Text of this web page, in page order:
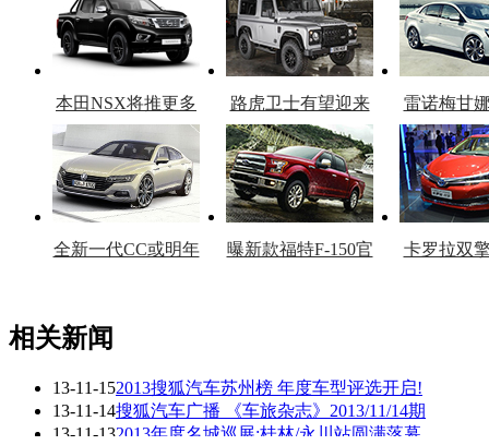
本田NSX将推更多
车型
路虎卫士有望迎来
复产
雷诺梅甘
官
全新一代CC或明年
曝新款福特F-150官
卡罗拉双
看赛车宝贝争奇斗
艳
车模美腿爆乳无惧
走光
相关新闻
13-11-152013搜狐汽车苏州榜 年度车型评选开启!
13-11-14搜狐汽车广播 《车旅杂志》2013/11/14期
13-11-132013年度名城巡展:桂林/永川站圆满落幕